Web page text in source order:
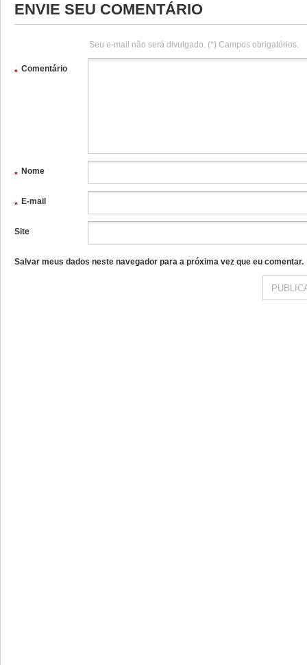
ENVIE SEU COMENTÁRIO
Seu e-mail não será divulgado. (*) Campos obrigatórios.
Comentário
*
Nome
*
E-mail
*
Site
Salvar meus dados neste navegador para a próxima vez que eu comentar.